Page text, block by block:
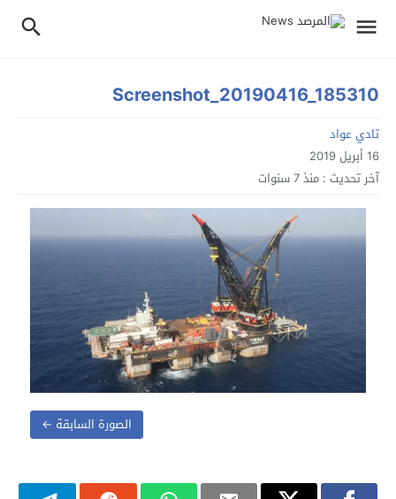
Screenshot_20190416_185310
تادي عواد
16 أبريل 2019
آخر تحديث : منذ 7 سنوات
الصورة السابقة ←